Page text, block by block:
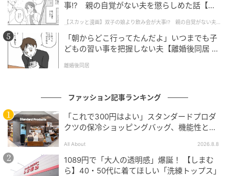
事!? 親の自覚がない夫を懲らしめた話【第1
【スカッと漫画】双子の娘より飲み会が大事!? 親の自覚がない夫を
懲らしめた話
「朝からどこ行ってたんだよ」いつまでも子
どもの習い事を把握しない夫【離婚後同居 Vo
離婚後同居
ファッション記事ランキング
「これで300円はよい」スタンダードプロダ
クツの保冷ショッピングバッグ、機能性とデ
All About 2026.8.8
1089円で「大人の透明感」爆誕！ 【しまむ
ら】40・50代に着てほしい「洗練トップス」